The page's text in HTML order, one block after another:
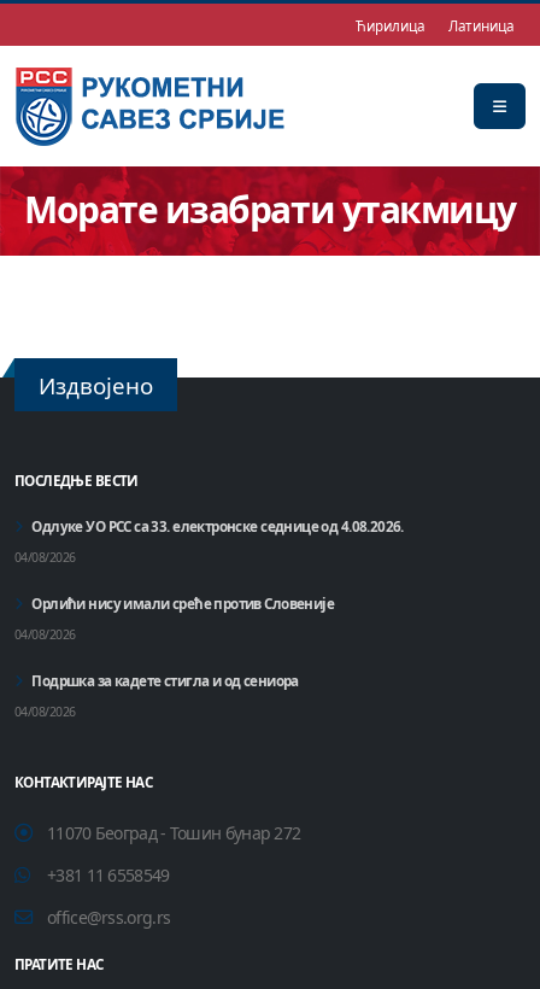
Ћирилица Латиница
Морате изабрати утакмицу
Издвојено
ПОСЛЕДЊЕ ВЕСТИ
Одлуке УО РСС са 33. електронске седнице од 4.08.2026.
04/08/2026
Орлићи нису имали среће против Словеније
04/08/2026
Подршка за кадете стигла и од сениора
04/08/2026
КОНТАКТИРАЈТЕ НАС
11070 Београд - Тошин бунар 272
+381 11 6558549
office@rss.org.rs
ПРАТИТЕ НАС